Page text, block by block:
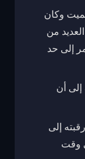
وكان
من
إلى حد
أن
إلى
وقت